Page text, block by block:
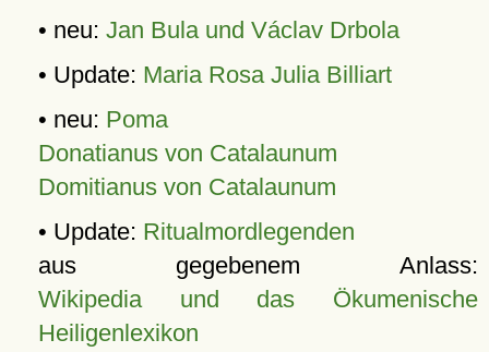
• neu: Jan Bula und Václav Drbola
• Update: Maria Rosa Julia Billiart
• neu: Poma
Donatianus von Catalaunum
Domitianus von Catalaunum
• Update: Ritualmordlegenden
aus gegebenem Anlass:
Wikipedia und das Ökumenische
Heiligenlexikon